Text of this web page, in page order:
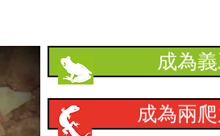
成為
成為兩